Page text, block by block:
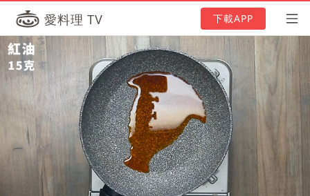
愛料理 TV 下載APP